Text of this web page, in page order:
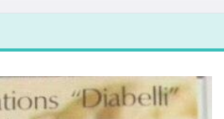
次！